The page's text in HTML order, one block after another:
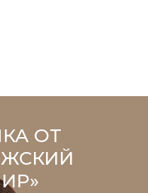
ОТ